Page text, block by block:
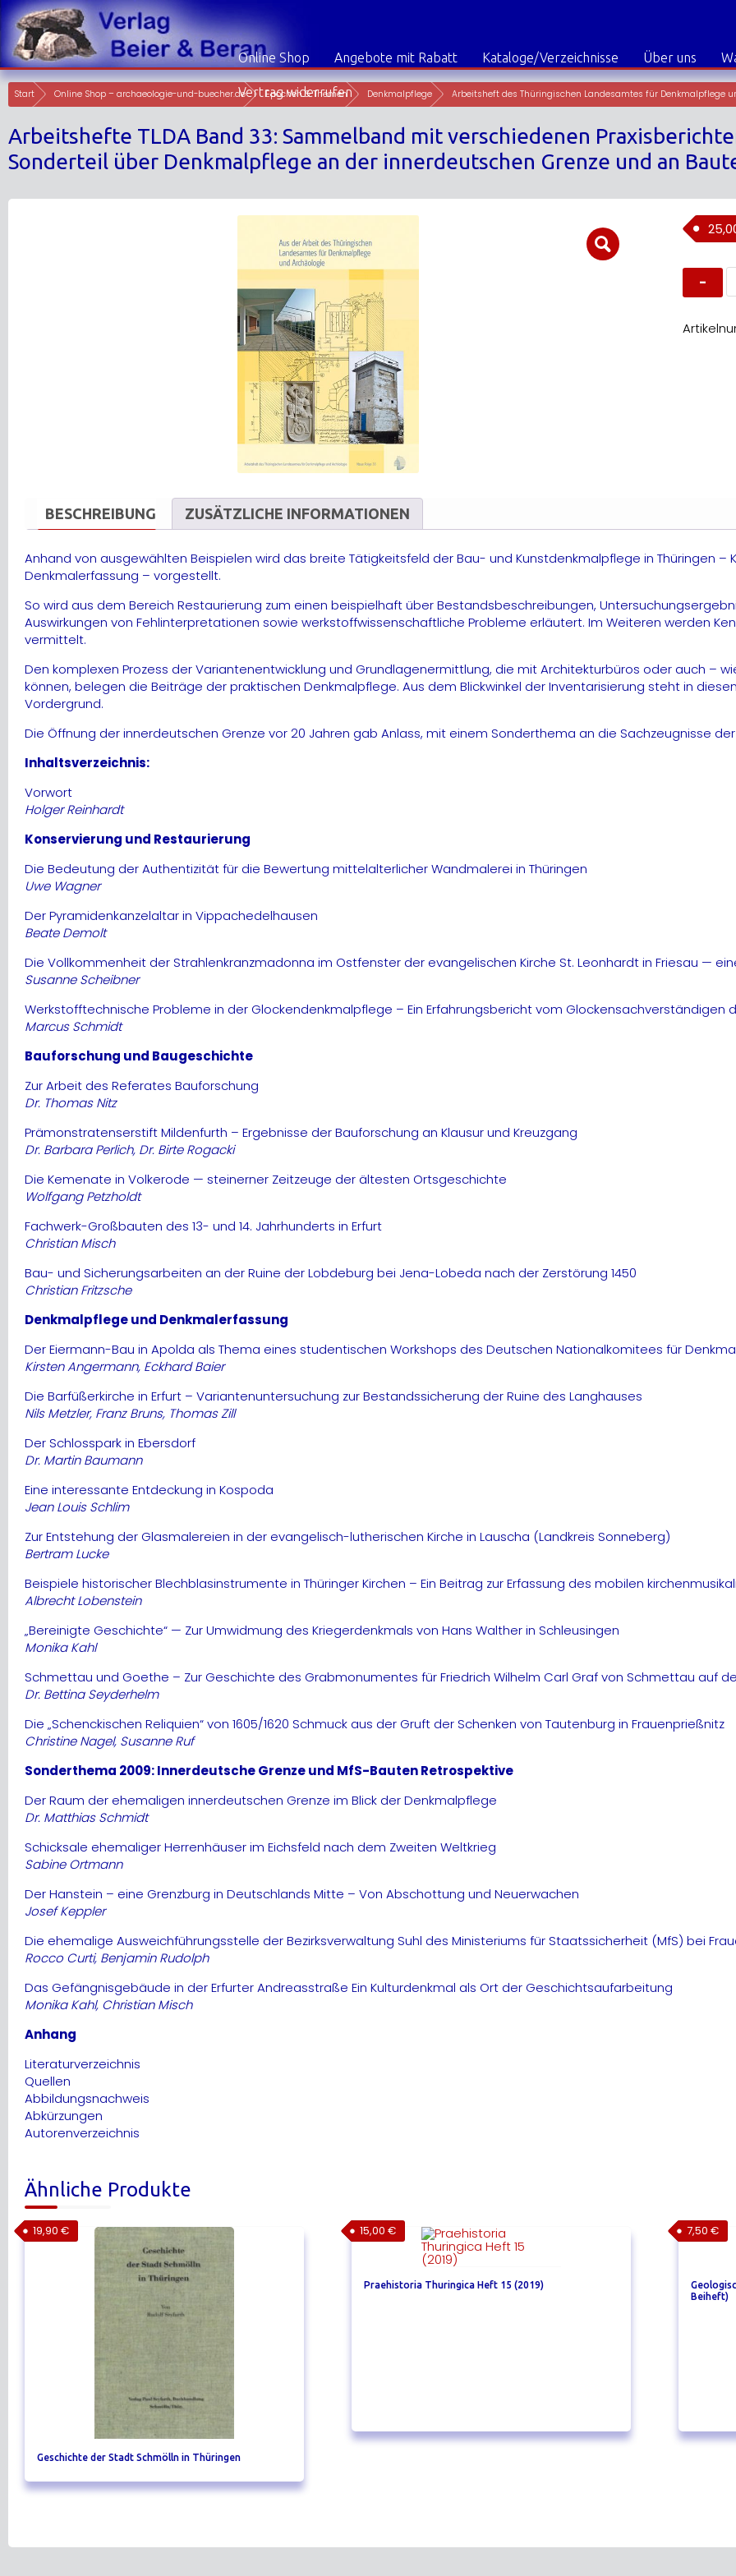
Skip
to
content
Online Shop Angebote mit Rabatt Kataloge/Verzeichnisse Über uns
Vertrag widerrufen
Start Online Shop – archaeologie-und-buecher.de Epochen & Themen Denkmalpflege Arbeitsheft des Thüringischen Landesamtes für Denkmalpflege
Arbeitshefte TLDA Band 33: Sammelband mit verschiedenen
Sonderteil über Denkmalpflege an der innerdeutschen Grenze und an
BESCHREIBUNG ZUSÄTZLICHE INFORMATIONEN
Anhand von ausgewählten Beispielen wird das breite Tätigkeitsfeld der Bau- und Kunstdenkmalpflege in Thüringen
Denkmalerfassung – vorgestellt.
So wird aus dem Bereich Restaurierung zum einen beispielhaft über Bestandsbeschreibungen,
Auswirkungen von Fehlinterpretationen sowie werkstoffwissenschaftliche Probleme erläutert. Im Weiteren werden
vermittelt.
Den komplexen Prozess der Variantenentwicklung und Grundlagenermittlung, die mit Architekturbüros oder auch
können, belegen die Beiträge der praktischen Denkmalpflege. Aus dem Blickwinkel der Inventarisierung steht in
Vordergrund.
Die Öffnung der innerdeutschen Grenze vor 20 Jahren gab Anlass, mit einem Sonderthema an die Sachzeugnisse
Inhaltsverzeichnis:
Vorwort
Holger Reinhardt
Konservierung und Restaurierung
Die Bedeutung der Authentizität für die Bewertung mittelalterlicher Wandmalerei in Thüringen
Uwe Wagner
Der Pyramidenkanzelaltar in Vippachedelhausen
Beate Demolt
Die Vollkommenheit der Strahlenkranzmadonna im Ostfenster der evangelischen Kirche St. Leonhardt in Friesau —
Susanne Scheibner
Werkstofftechnische Probleme in der Glockendenkmalpflege – Ein Erfahrungsbericht vom Glockensachverständigen
Marcus Schmidt
Bauforschung und Baugeschichte
Zur Arbeit des Referates Bauforschung
Dr. Thomas Nitz
Prämonstratenserstift Mildenfurth – Ergebnisse der Bauforschung an Klausur und Kreuzgang
Dr. Barbara Perlich, Dr. Birte Rogacki
Die Kemenate in Volkerode — steinerner Zeitzeuge der ältesten Ortsgeschichte
Wolfgang Petzholdt
Fachwerk-Großbauten des 13- und 14. Jahrhunderts in Erfurt
Christian Misch
Bau- und Sicherungsarbeiten an der Ruine der Lobdeburg bei Jena-Lobeda nach der Zerstörung 1450
Christian Fritzsche
Denkmalpflege und Denkmalerfassung
Der Eiermann-Bau in Apolda als Thema eines studentischen Workshops des Deutschen Nationalkomitees für
Kirsten Angermann, Eckhard Baier
Die Barfüßerkirche in Erfurt – Variantenuntersuchung zur Bestandssicherung der Ruine des Langhauses
Nils Metzler, Franz Bruns, Thomas Zill
Der Schlosspark in Ebersdorf
Dr. Martin Baumann
Eine interessante Entdeckung in Kospoda
Jean Louis Schlim
Zur Entstehung der Glasmalereien in der evangelisch-lutherischen Kirche in Lauscha (Landkreis Sonneberg)
Bertram Lucke
Beispiele historischer Blechblasinstrumente in Thüringer Kirchen – Ein Beitrag zur Erfassung des mobilen
Albrecht Lobenstein
„Bereinigte Geschichte“ — Zur Umwidmung des Kriegerdenkmals von Hans Walther in Schleusingen
Monika Kahl
Schmettau und Goethe – Zur Geschichte des Grabmonumentes für Friedrich Wilhelm Carl Graf von Schmettau auf
Dr. Bettina Seyderhelm
Die „Schenckischen Reliquien“ von 1605/1620 Schmuck aus der Gruft der Schenken von Tautenburg in Frauenprießnitz
Christine Nagel, Susanne Ruf
Sonderthema 2009: Innerdeutsche Grenze und MfS-Bauten Retrospektive
Der Raum der ehemaligen innerdeutschen Grenze im Blick der Denkmalpflege
Dr. Matthias Schmidt
Schicksale ehemaliger Herrenhäuser im Eichsfeld nach dem Zweiten Weltkrieg
Sabine Ortmann
Der Hanstein – eine Grenzburg in Deutschlands Mitte – Von Abschottung und Neuerwachen
Josef Keppler
Die ehemalige Ausweichführungsstelle der Bezirksverwaltung Suhl des Ministeriums für Staatssicherheit (MfS) bei
Rocco Curti, Benjamin Rudolph
Das Gefängnisgebäude in der Erfurter Andreasstraße Ein Kulturdenkmal als Ort der Geschichtsaufarbeitung
Monika Kahl, Christian Misch
Anhang
Literaturverzeichnis
Quellen
Abbildungsnachweis
Abkürzungen
Autorenverzeichnis
Ähnliche Produkte
Geschichte der Stadt Schmölln in Thüringen
19,90 €
Praehistoria Thuringica Heft 15 (2019)
15,00€
Beiheft)
7,50€